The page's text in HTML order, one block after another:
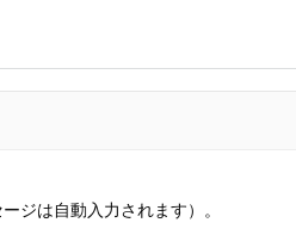
ジは自動入力されます）。